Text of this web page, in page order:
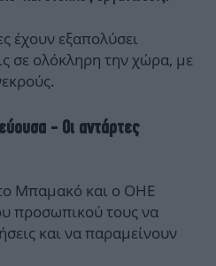
έχουν εξαπολύσει
σε ολόκληρη την χώρα, με
- Οι αντάρτες
Μπαμακό και ο ΟΗΕ
προσωπικού τους να
και να παραμείνουν